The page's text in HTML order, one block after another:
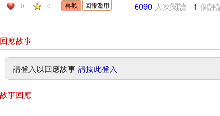
0 0 回報濫用 6090 人次閱讀 1 個評
回應故事
請登入以回應故事 請按此登入
故事回應